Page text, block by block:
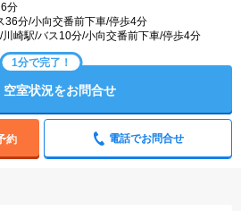
分
36分/小向交番前下車/停歩4分
崎駅/バス10分/小向交番前下車/停歩4分
1分で完了！
空室状況をお問合せ
約 電話でお問合せ